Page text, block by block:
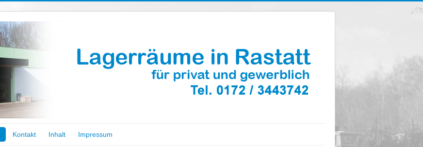
Kontakt Inhalt Impressum